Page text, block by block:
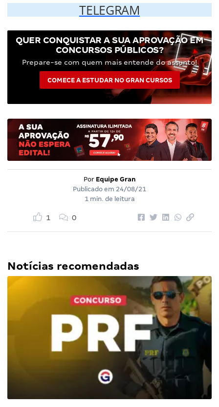
TELEGRAM
QUER CONQUISTAR A SUA APROVAÇÃO EM
CONCURSOS PÚBLICOS?
Prepare-se com quem mais entende do assunto!
COMECE A ESTUDAR NO GRAN CURSOS
Por Equipe Gran
Publicado em 24/08/21
1 min. de leitura
1 0
Notícias recomendadas